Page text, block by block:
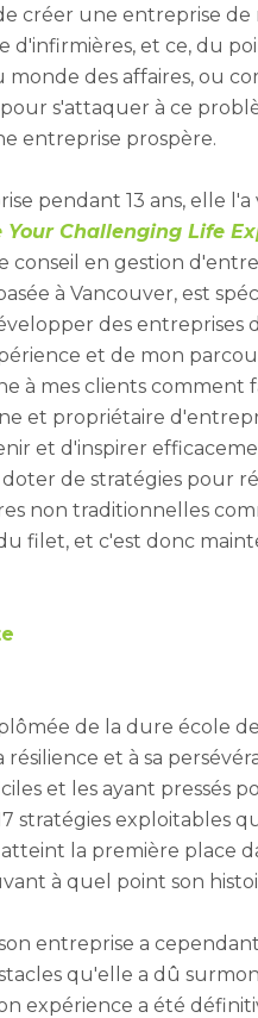
créer une entreprise
et ce, du
des affaires, ou
s'attaquer à ce
entreprise prospère.
pendant 13 ans, elle
Your Challenging Life
conseil en gestion
à Vancouver, est
des entreprises
et de mon
à mes clients comment
et propriétaire
et d'inspirer
de stratégies pour
non traditionnelles
filet, et c'est donc
de la dure école
et à sa
et les ayant pressés
stratégies exploitables
la première place
à quel point son
entreprise a
qu'elle a dû
expérience a été